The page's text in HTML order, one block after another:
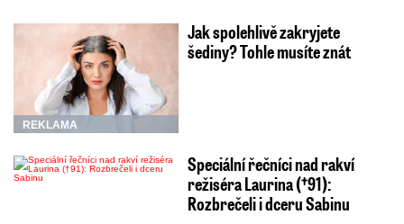
REKLAMA
Jak spolehlivě zakryjete
šediny? Tohle musíte znát
Speciální řečníci nad rakví
režiséra Laurina (†91):
Rozbrečeli i dceru Sabinu